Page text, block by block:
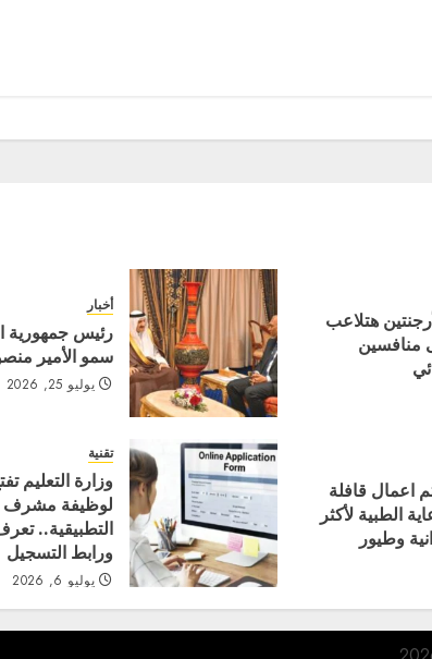
هتلاعب
منافسين
أخبار
رئيس جمهورية
سمو الأمير
يوليو 25, 2026
اعمال قافلة
الطبية لأكثر
تقنية
وزارة التعليم
لوظيفة مشرف
التطبيقية..
ورابط التسجيل
يوليو 6, 2026